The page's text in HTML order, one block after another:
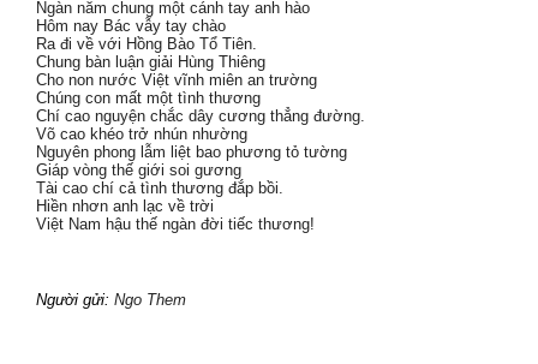
Ngàn năm chung một cánh tay anh hào
Hôm nay Bác vẫy tay chào
Ra đi về với Hồng Bào Tổ Tiên.
Chung bàn luận giải Hùng Thiêng
Cho non nước Việt vĩnh miên an trường
Chúng con mất một tình thương
Chí cao nguyện chắc dây cương thẳng đường.
Võ cao khéo trở nhún nhường
Nguyên phong lẫm liệt bao phương tỏ tường
Giáp vòng thế giới soi gương
Tài cao chí cả tình thương đắp bồi.
Hiền nhơn anh lạc về trời
Việt Nam hậu thế ngàn đời tiếc thương!
Người gửi: Ngo Them